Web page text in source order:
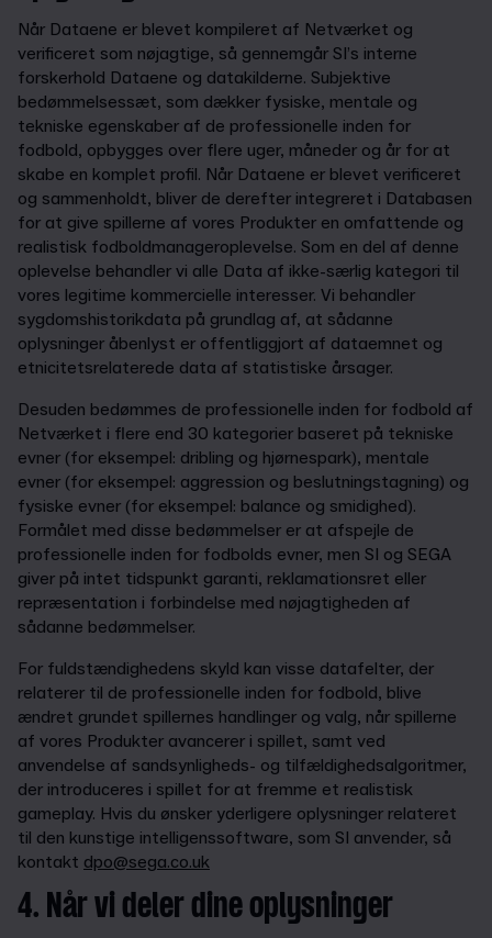
Når Dataene er blevet kompileret af Netværket og
verificeret som nøjagtige, så gennemgår SI’s interne
forskerhold Dataene og datakilderne. Subjektive
bedømmelsessæt, som dækker fysiske, mentale og
tekniske egenskaber af de professionelle inden for
fodbold, opbygges over flere uger, måneder og år for at
skabe en komplet profil. Når Dataene er blevet verificeret
og sammenholdt, bliver de derefter integreret i Databasen
for at give spillerne af vores Produkter en omfattende og
realistisk fodboldmanageroplevelse. Som en del af denne
oplevelse behandler vi alle Data af ikke-særlig kategori til
vores legitime kommercielle interesser. Vi behandler
sygdomshistorikdata på grundlag af, at sådanne
oplysninger åbenlyst er offentliggjort af dataemnet og
etnicitetsrelaterede data af statistiske årsager.
Desuden bedømmes de professionelle inden for fodbold af
Netværket i flere end 30 kategorier baseret på tekniske
evner (for eksempel: dribling og hjørnespark), mentale
evner (for eksempel: aggression og beslutningstagning) og
fysiske evner (for eksempel: balance og smidighed).
Formålet med disse bedømmelser er at afspejle de
professionelle inden for fodbolds evner, men SI og SEGA
giver på intet tidspunkt garanti, reklamationsret eller
repræsentation i forbindelse med nøjagtigheden af
sådanne bedømmelser.
For fuldstændighedens skyld kan visse datafelter, der
relaterer til de professionelle inden for fodbold, blive
ændret grundet spillernes handlinger og valg, når spillerne
af vores Produkter avancerer i spillet, samt ved
anvendelse af sandsynligheds- og tilfældighedsalgoritmer,
der introduceres i spillet for at fremme et realistisk
gameplay. Hvis du ønsker yderligere oplysninger relateret
til den kunstige intelligenssoftware, som SI anvender, så
kontakt dpo@sega.co.uk
4. Når vi deler dine oplysninger